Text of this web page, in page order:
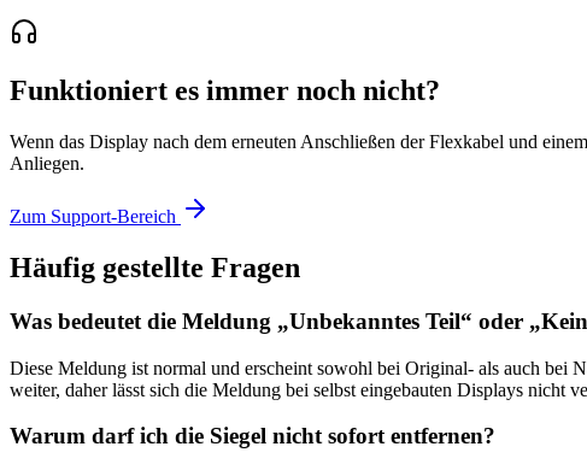
Funktioniert es immer noch nicht?
Wenn das Display nach dem erneuten Anschließen der Flexkabel und
Anliegen.
Zum Support-Bereich
Häufig gestellte Fragen
Was bedeutet die Meldung „Unbekanntes Teil“ oder
Diese Meldung ist normal und erscheint sowohl bei Original- als auch bei
weiter, daher lässt sich die Meldung bei selbst eingebauten Displays
Warum darf ich die Siegel nicht sofort entfernen?